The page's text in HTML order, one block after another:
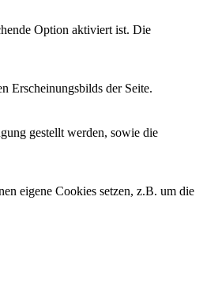
Option aktiviert ist. Die
Erscheinungsbilds der Seite.
gestellt werden, sowie die
eigene Cookies setzen, z.B. um die